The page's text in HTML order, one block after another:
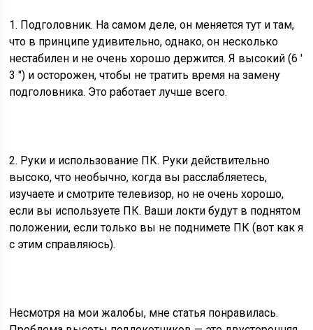
1. Подголовник. На самом деле, он меняется тут и там,
что в принципе удивительно, однако, он несколько
нестабилен и не очень хорошо держится. Я высокий (6 ′
3 ″) и осторожен, чтобы не тратить время на замену
подголовника. Это работает лучше всего.
2. Руки и использование ПК. Руки действительно
высоко, что необычно, когда вы расслабляетесь,
изучаете и смотрите телевизор, но не очень хорошо,
если вы используете ПК. Ваши локти будут в поднятом
положении, если только вы не поднимете ПК (вот как я
с этим справляюсь).
Несмотря на мои жалобы, мне статья понравилась.